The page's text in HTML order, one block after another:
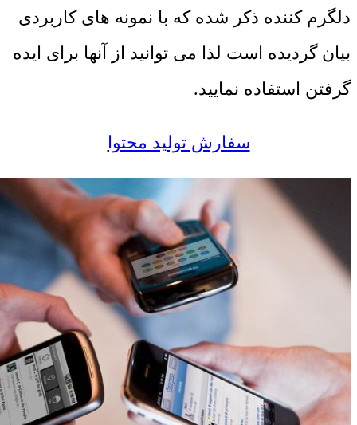
دلگرم کننده ذکر شده که با نمونه های کاربردی
بیان گردیده است لذا می توانید از آنها برای ایده
گرفتن استفاده نمایید.
سفارش تولید محتوا